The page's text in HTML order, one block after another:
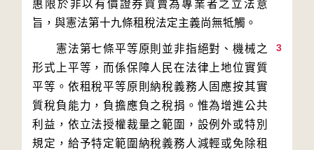
惠限於非以有價證券買賣為專業者之立法意
3
憲法第七條平等原則並非指絕對、機械之
形式上平等，而係保障人民在法律上地位實質
平等。依租稅平等原則納稅義務人固應按其實
質稅負能力，負擔應負之稅捐。惟為增進公共
利益，依立法授權裁量之範圍，設例外或特別
規定，給予特定範圍納稅義務人減輕或免除租